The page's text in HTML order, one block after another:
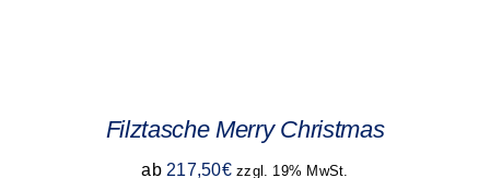
Filztasche Merry Christmas
ab 217,50€ zzgl. 19% MwSt.